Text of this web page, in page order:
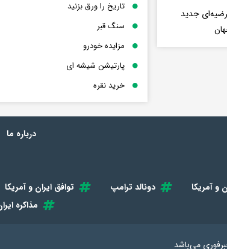
تاریخ را ورق بزنید
سنگ قبر
مزایده خودرو
پارتیشن شیشه ای
خرید نقره
فرضیه‌ای جدید
درباره ما
و آمریکا
دونالد ترامپ توافق ایران و آمریکا
مذاکره
می‌باشد